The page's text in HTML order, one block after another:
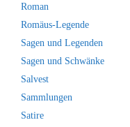
Roman
Romäus-Legende
Sagen und Legenden
Sagen und Schwänke
Salvest
Sammlungen
Satire